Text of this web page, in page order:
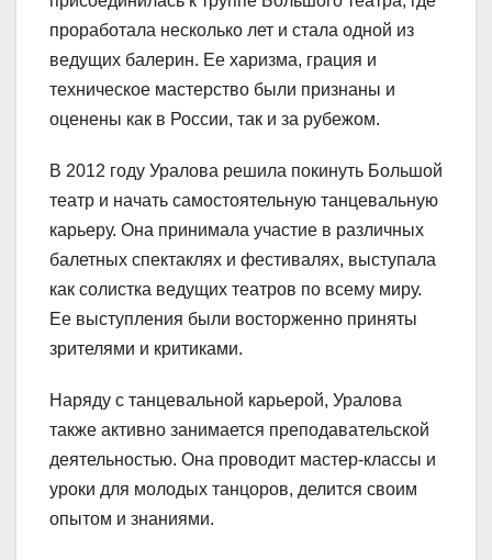
проработала несколько лет и стала одной из
ведущих балерин. Ее харизма, грация и
техническое мастерство были признаны и
оценены как в России, так и за рубежом.
В 2012 году Уралова решила покинуть Большой
театр и начать самостоятельную танцевальную
карьеру. Она принимала участие в различных
балетных спектаклях и фестивалях, выступала
как солистка ведущих театров по всему миру.
Ее выступления были восторженно приняты
зрителями и критиками.
Наряду с танцевальной карьерой, Уралова
также активно занимается преподавательской
деятельностью. Она проводит мастер-классы и
уроки для молодых танцоров, делится своим
опытом и знаниями.